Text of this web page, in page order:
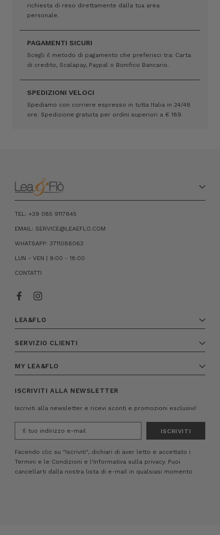
richiesta di reso direttamente dalla tua area
personale.
PAGAMENTI SICURI
Scegli il metodo di pagamento che preferisci tra: Carta
di credito, Scalapay, Paypal o Bonifico Bancario.
SPEDIZIONI VELOCI
Spediamo con corriere espresso in tutta Italia in 24/48
ore. Spedizione gratuita per ordini superiori a € 189.
TEL: +39 085 9117845
EMAIL: SERVICE@LEAEFLO.COM
WHATSAPP: 3711086063
LUN - VEN | 9:00 - 18:00
CONTATTI
LEA&FLO
SERVIZIO CLIENTI
MY LEA&FLO
ISCRIVITI ALLA NEWSLETTER
Iscriviti alla newsletter e ricevi sconti e promozioni esclusivi!
Facendo clic su "Iscriviti", dichiari di aver letto e accettato i
Termini e le Condizioni e l'Informativa sulla privacy. Puoi
cancellarti dalla nostra lista di e-mail in qualsiasi momento